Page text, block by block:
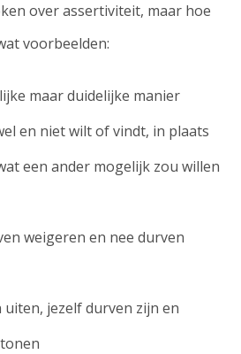
over assertiviteit, maar hoe
voorbeelden:
maar duidelijke manier
en niet wilt of vindt, in plaats
een ander mogelijk zou willen
weigeren en nee durven
uiten, jezelf durven zijn en